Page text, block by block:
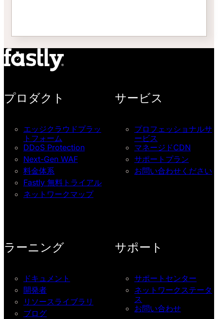
プロダクト
エッジクラウドプラッ
トフォーム
DDoS Protection
Next-Gen WAF
料金体系
Fastly 無料トライアル
ネットワークマップ
サービス
プロフェッショナルサ
ービス
マネージドCDN
サポートプラン
お問い合わせください
ラーニング
ドキュメント
開発者
リソースライブラリ
ブログ
サポート
サポートセンター
ネットワークステータ
ス
お問い合わせ